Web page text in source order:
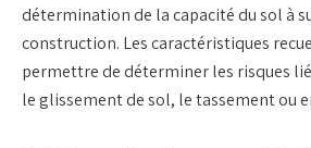
détermination de la capacité du sol à
construction. Les caractéristiques
permettre de déterminer les risques
le glissement de sol, le tassement ou